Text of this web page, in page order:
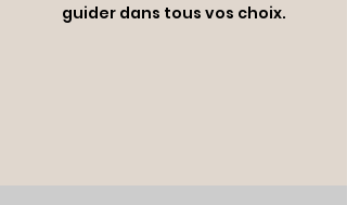
guider dans tous vos choix.